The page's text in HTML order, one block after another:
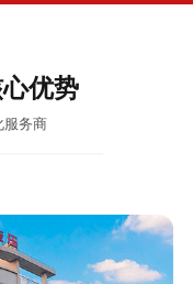
优势
服务商